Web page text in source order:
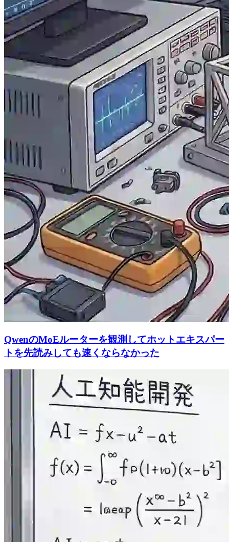
QwenのMoEルーターを観測してホットエキスパー
トを先読みしても速くならなかった